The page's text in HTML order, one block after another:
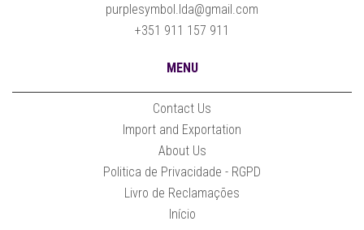
purplesymbol.lda@gmail.com
+351 911 157 911
MENU
Contact Us
Import and Exportation
About Us
Politica de Privacidade - RGPD
Livro de Reclamações
Início